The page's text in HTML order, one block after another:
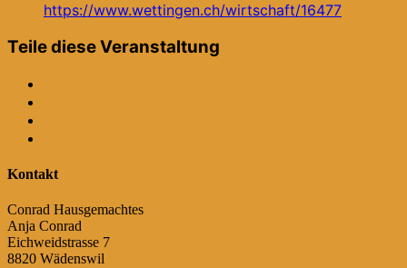
https://www.wettingen.ch/wirtschaft/16477
Teile diese Veranstaltung
Kontakt
Conrad Hausgemachtes
Anja Conrad
Eichweidstrasse 7
8820 Wädenswil